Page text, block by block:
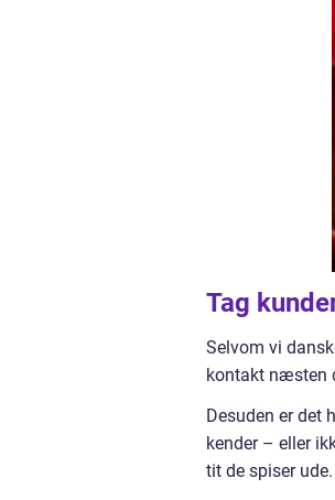
Tag
Selvom vi
kontakt næsten
Desuden er det
kender – eller
tit de spiser ude.